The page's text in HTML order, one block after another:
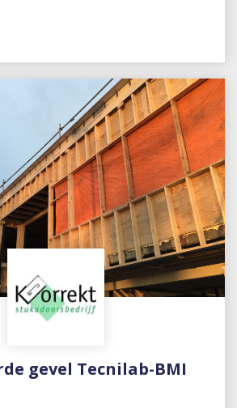
gevel Tecnilab-BMI